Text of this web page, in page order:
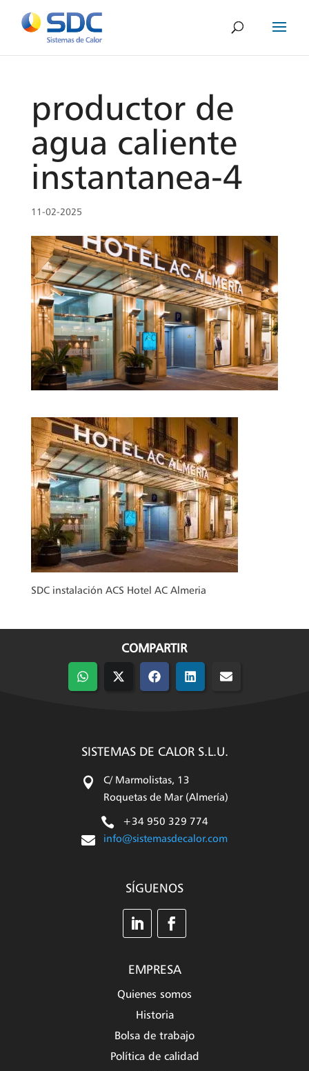
productor de
agua caliente
instantanea-4
11-02-2025
SDC instalación ACS Hotel AC Almeria
COMPARTIR
Compartir
en
CompartirCompartir
en
Compartir
en
Compartir
SISTEMAS DE CALOR S.L.U.

C/ Marmolistas, 13
Roquetas de Mar (Almería)
 +34 950 329 774
 info@sistemasdecalor.com
SÍGUENOS
EMPRESA
Quienes somos
Historia
Bolsa de trabajo
Política de calidad